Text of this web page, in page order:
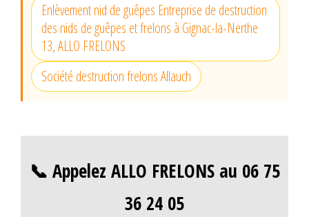
Enlèvement nid de guêpes Entreprise de destruction
des nids de guêpes et frelons à Gignac-la-Nerthe
13, ALLO FRELONS
Société destruction frelons Allauch
📞 Appelez ALLO FRELONS au 06 75
36 24 05